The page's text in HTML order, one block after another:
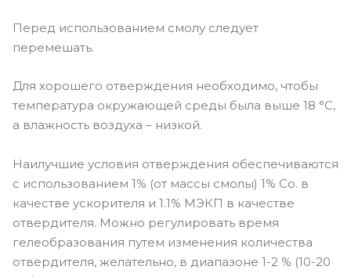
Перед использованием смолу следует
перемешать.
Для хорошего отверждения необходимо, чтобы
температура окружающей среды была выше 18 °C,
а влажность воздуха – низкой.
Наилучшие условия отверждения обеспечиваются
с использованием 1% (от массы смолы) 1% Co. в
качестве ускорителя и 1.1% МЭКП в качестве
отвердителя. Можно регулировать время
гелеобразования путем изменения количества
отвердителя, желательно, в диапазоне 1-2 % (10-20